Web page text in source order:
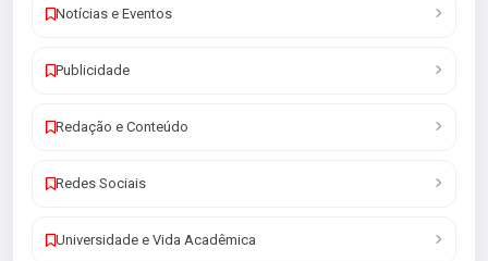
Notícias e Eventos
Publicidade
Redação e Conteúdo
Redes Sociais
Universidade e Vida Acadêmica